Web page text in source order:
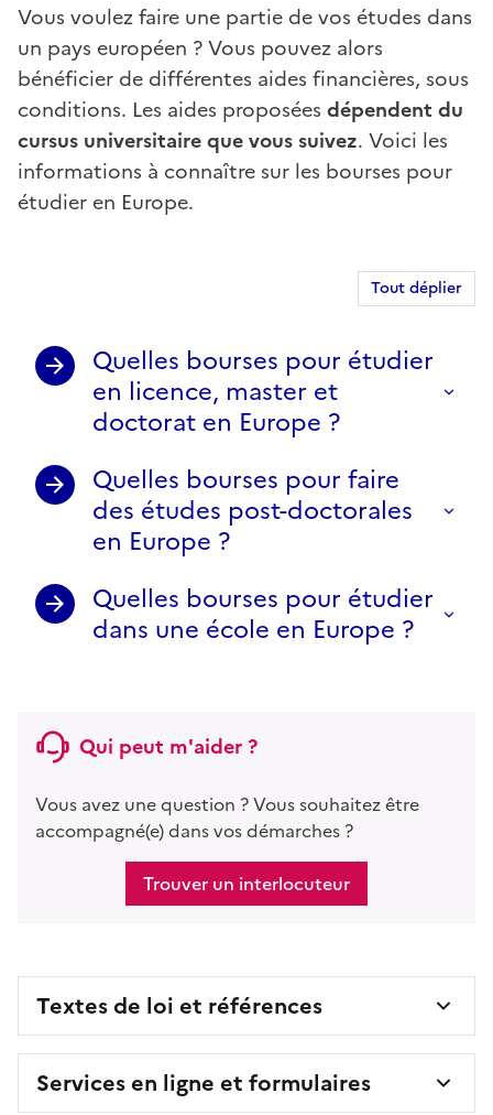
Vous voulez faire une partie de vos études dans
un pays européen ? Vous pouvez alors
bénéficier de différentes aides financières, sous
conditions. Les aides proposées dépendent du
cursus universitaire que vous suivez. Voici les
informations à connaître sur les bourses pour
étudier en Europe.
Tout déplier
Quelles bourses pour étudier
en licence, master et
doctorat en Europe ?
Quelles bourses pour faire
des études post-doctorales
en Europe ?
Quelles bourses pour étudier
dans une école en Europe ?
Qui peut m'aider ?
Vous avez une question ? Vous souhaitez être
accompagné(e) dans vos démarches ?
Trouver un interlocuteur
Textes de loi et références
Services en ligne et formulaires